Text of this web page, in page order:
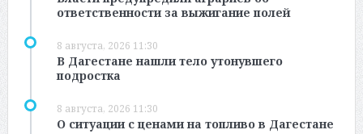
ответственности за выжигание полей
8 августа, 2026 11:30
В Дагестане нашли тело утонувшего
подростка
8 августа, 2026 11:30
О ситуации с ценами на топливо в Дагестане